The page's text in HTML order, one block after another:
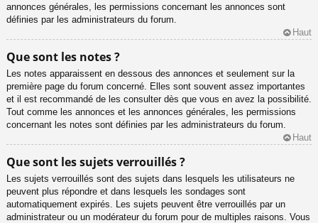
annonces générales, les permissions concernant les annonces sont
définies par les administrateurs du forum.
Haut
Que sont les notes ?
Les notes apparaissent en dessous des annonces et seulement sur la
première page du forum concerné. Elles sont souvent assez importantes
et il est recommandé de les consulter dès que vous en avez la possibilité.
Tout comme les annonces et les annonces générales, les permissions
concernant les notes sont définies par les administrateurs du forum.
Haut
Que sont les sujets verrouillés ?
Les sujets verrouillés sont des sujets dans lesquels les utilisateurs ne
peuvent plus répondre et dans lesquels les sondages sont
automatiquement expirés. Les sujets peuvent être verrouillés par un
administrateur ou un modérateur du forum pour de multiples raisons. Vous